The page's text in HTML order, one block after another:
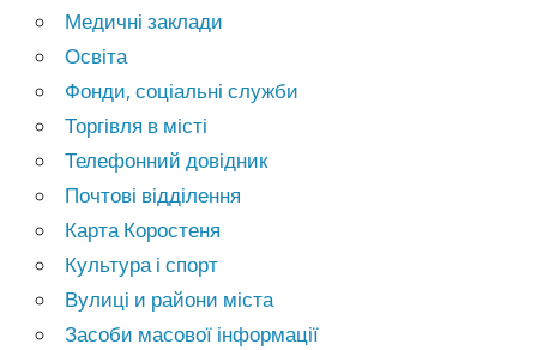
Медичні заклади
Освіта
Фонди, соціальні служби
Торгівля в місті
Телефонний довідник
Почтові відділення
Карта Коростеня
Культура і спорт
Вулиці и райони міста
Засоби масової інформації